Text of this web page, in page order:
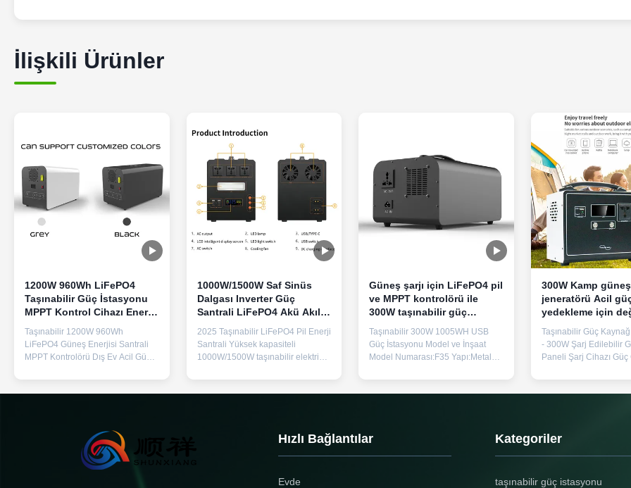
İlişkili Ürünler
1200W 960Wh LiFePO4
Taşınabilir Güç İstasyonu
MPPT Kontrol Cihazı Enerji
Depolama Güç Kaynağı
Taşınabilir 1200W 960Wh
LiFePO4 Güneş Enerjisi Santrali
MPPT Kontrolörü Dış Ev Acil Güç
Kabuk Ürün Özellikleri Ürün Adı
Taşınabilir enerji depolama güç
Kapasite 960Wh 6S1P DC Girdi
XT60 30-60V 450W AC Inverter ç...
1000W/1500W Saf Sinüs
Dalgası Inverter Güç
Santrali LiFePO4 Akü Akıllı
BMS ve Hızlı Şarjla Enerji
Depolama
2025 Taşınabilir LiFePO4 Pil Enerji
Santrali Yüksek kapasiteli
1000W/1500W taşınabilir elektrik
çıkışı ile, 3 AC prizine ve güvenilir
acil ve dış güç için evrensel fiş
istasyonu, dizüstü bilgisayarlar,
Güneş şarjı için LiFePO4 pil
ve MPPT kontrolörü ile
300W taşınabilir güç
kaynağı
Taşınabilir 300W 1005WH USB
Güç İstasyonu Model ve İnşaat
Model Numarası:F35 Yapı:Metal
Ağırlık:9,5 kilo Boyutlar:294 mm ×
130 mm × 217 mm (U×G×Y) Temel
1005Wh (896Wh seçilebilir) Hücre
...
300W Kamp
jeneratörü Acil
yedekleme için
sinüs dalgası
Taşınabilir Güç
- 300W Şarj Edilebilir
Paneli Şarj Cihazı
Güç 600W Çıkış
50Hz/110V 60Hz × 1
Düşük voltaj, aşırı
sıcaklık, aşırı yük, k...
Hızlı Bağlantılar
Evde
Kategoriler
taşınabilir güç istasyonu